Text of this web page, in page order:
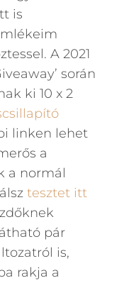
is
A 2021
során
ki 10 x 2
linken lehet
a
a normál
tesztet itt
pár
is,
rakja a